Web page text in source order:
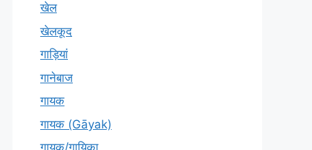
खेल
खेलकूद
गाड़ियां
गानेबाज
गायक
गायक (Gāyak)